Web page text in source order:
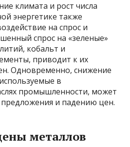
климата и рост числа
энергетике также
на спрос и
спрос на «зеленые»
кобальт и
приводит к их
Одновременно, снижение
в
промышленности, может
предложения и падению цен.
металлов